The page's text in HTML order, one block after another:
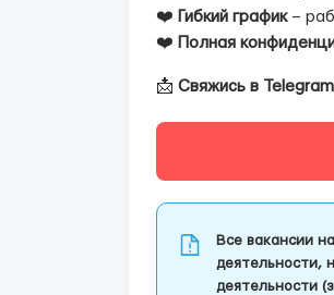
❤️
Гибкий график–
❤️
Полная
📩 Свяжись в Telegram
Все вакансии
деятельности,
деятельности